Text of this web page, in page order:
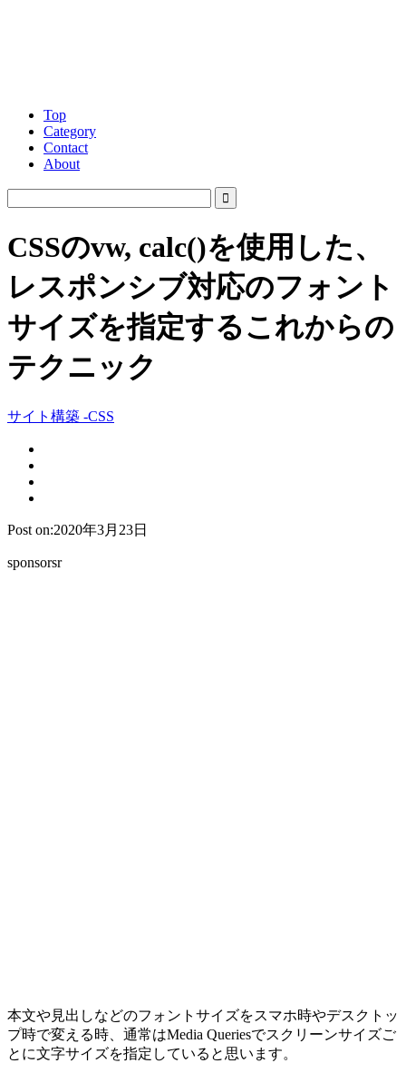
Top
Category
Contact
About
CSSのvw, calc()を使用した、
レスポンシブ対応のフォント
サイズを指定するこれからの
テクニック
サイト構築 -CSS
Post on:2020年3月23日
sponsorsr
本文や見出しなどのフォントサイズをスマホ時やデスクトッ
プ時で変える時、通常はMedia Queriesでスクリーンサイズご
とに文字サイズを指定していると思います。